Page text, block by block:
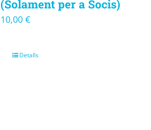
(Solament per a Socis)
10,00 €
Detalls